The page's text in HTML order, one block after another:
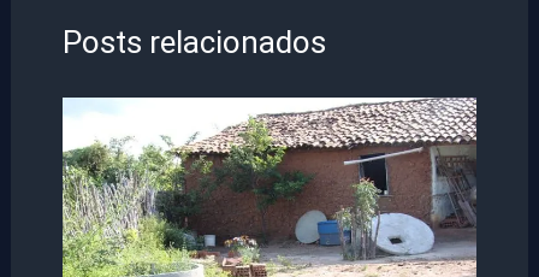
Posts relacionados